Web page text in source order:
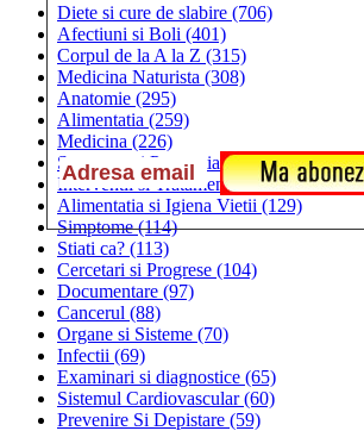
Diete si cure de slabire (706)
Afectiuni si Boli (401)
Corpul de la A la Z (315)
Medicina Naturista (308)
Anatomie (295)
Alimentatia (259)
Medicina (226)
Sanatatea si Preventia(170)
Interventii si Tratamente(167)
Alimentatia si Igiena Vietii (129)
Simptome(114)
Stiati ca? (113)
Cercetari si Progrese (104)
Documentare (97)
Cancerul (88)
Organe si Sisteme (70)
Infectii (69)
Examinari si diagnostice (65)
Sistemul Cardiovascular(60)
Prevenire Si Depistare (59)